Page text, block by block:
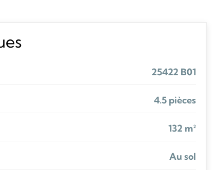
25422 B01
4.5 pièces
132 m²
Au sol